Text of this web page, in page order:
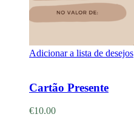
Adicionar a lista de desejos
Cartão Presente
€10.00